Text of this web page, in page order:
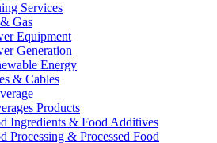
Services
Gas
Equipment
Generation
Energy
& Cables
Products
Ingredients & Food Additives
Processing & Processed Food